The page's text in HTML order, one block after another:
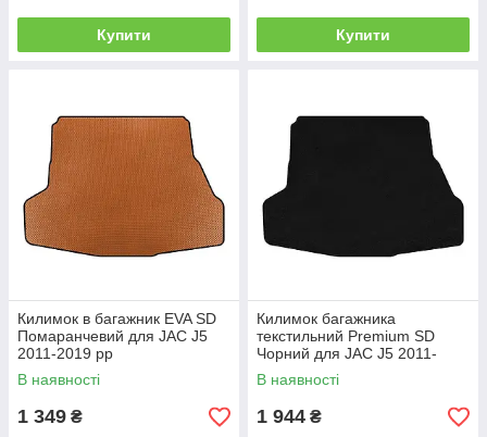
Купити Купити
Килимок в багажник EVA SD
Помаранчевий для JAC J5
2011-2019 рр
В наявності
1 349 ₴
Килимок багажника
текстильний Premium SD
Чорний для JAC J5 2011-
2019 рр
В наявності
1 944 ₴